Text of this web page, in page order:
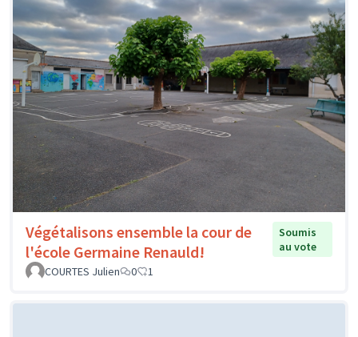
Végétalisons ensemble la cour de
l'école Germaine Renauld!
Soumis
au vote
COURTES Julien
0 1